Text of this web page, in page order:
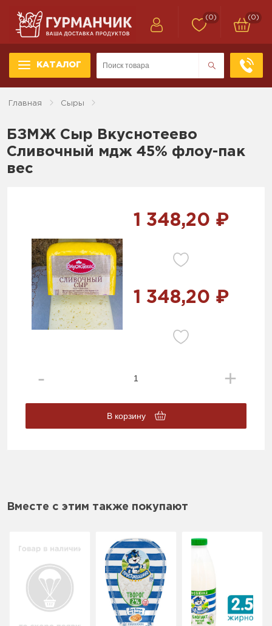
КАТАЛОГ
(0) (0)
Главная Сыры
БЗМЖ Сыр Вкуснотеево
Сливочный мдж 45% флоу-пак
вес
1 348,20 ₽
1 348,20 ₽
В корзину
Вместе с этим также покупают